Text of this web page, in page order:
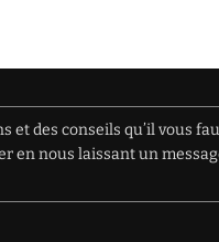
des conseils qu’il vous
en nous laissant un